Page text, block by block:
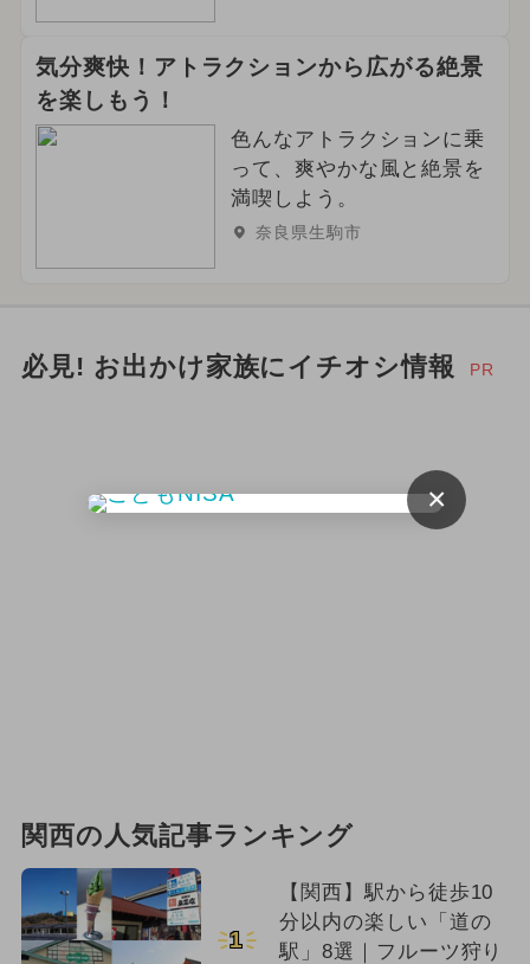
気分爽快！アトラクションから広がる絶景
を楽しもう！
色んなアトラクションに乗
って、爽やかな風と絶景を
満喫しよう。
奈良県生駒市
必見! お出かけ家族にイチオシ情報 PR
関西の人気記事ランキング
1
【関西】駅から徒歩10
分以内の楽しい「道の
駅」8選｜フルーツ狩り
×